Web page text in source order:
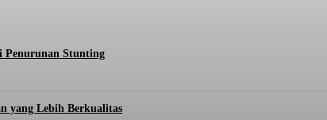
Penurunan Stunting
yang Lebih Berkualitas